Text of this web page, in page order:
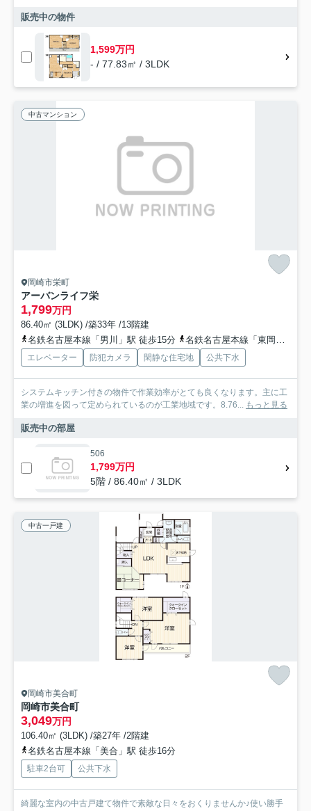
販売中の物件
1,599万円
- / 77.83㎡ / 3LDK
中古マンション
岡崎市栄町
アーバンライフ栄
1,799万円
86.40㎡ (3LDK) /築33年 /13階建
名鉄名古屋本線「男川」駅 徒歩15分
名鉄名古屋本線「東岡崎」駅 徒歩25分
エレベーター 防犯カメラ 閑静な住宅地 公共下水
システムキッチン付きの物件で作業効率がとても良くなります。主に工
業の増進を図って定められているのが工業地域です。8.76... もっと見る
販売中の部屋
506
1,799万円
5階 / 86.40㎡ / 3LDK
中古一戸建
岡崎市美合町
岡崎市美合町
3,049万円
106.40㎡ (3LDK) /築27年 /2階建
名鉄名古屋本線「美合」駅 徒歩16分
駐車2台可 公共下水
綺麗な室内の中古戸建て物件で素敵な日々をおくりませんか♪使い勝手